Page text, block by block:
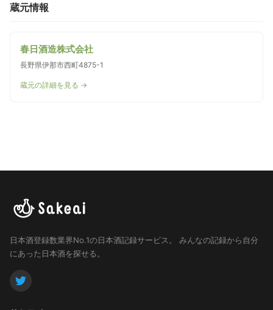
蔵元情報
春日酒造株式会社
長野県伊那市西町4875-1
蔵元の詳細を見る →
日本酒登録数業界No.1の日本酒記録サービス。
みんなの記録から自分
にあった日本酒を探せる。